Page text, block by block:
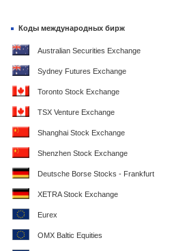
Коды международных бирж
Australian Securities Exchange
Sydney Futures Exchange
Toronto Stock Exchange
TSX Venture Exchange
Shanghai Stock Exchange
Shenzhen Stock Exchange
Deutsche Borse Stocks - Frankfurt
XETRA Stock Exchange
Eurex
OMX Baltic Equities